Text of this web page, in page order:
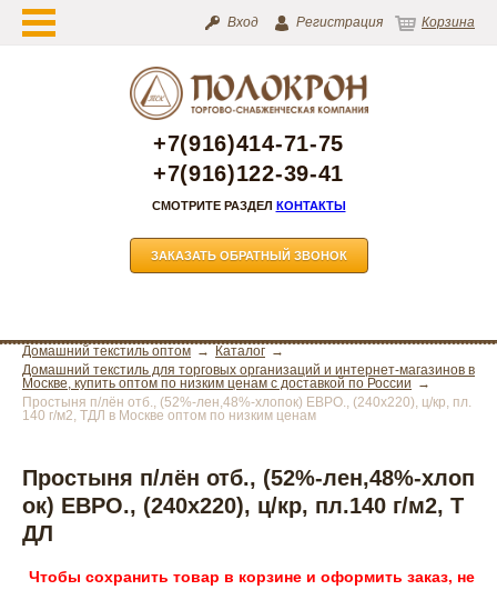
Вход Регистрация Корзина
+7(916)414-71-75
+7(916)122-39-41
СМОТРИТЕ РАЗДЕЛ КОНТАКТЫ
ЗАКАЗАТЬ ОБРАТНЫЙ ЗВОНОК
Домашний текстиль оптом
Каталог
Домашний текстиль для торговых организаций и интернет-магазинов в
Москве, купить оптом по низким ценам с доставкой по России
Простыня п/лён отб., (52%-лен,48%-хлопок) ЕВРО., (240х220), ц/кр, пл.
140 г/м2, ТДЛ в Москве оптом по низким ценам
Простыня п/лён отб., (52%-лен,48%-хлоп
ок) ЕВРО., (240х220), ц/кр, пл.140 г/м2, Т
ДЛ
Чтобы сохранить товар в корзине и оформить заказ, не